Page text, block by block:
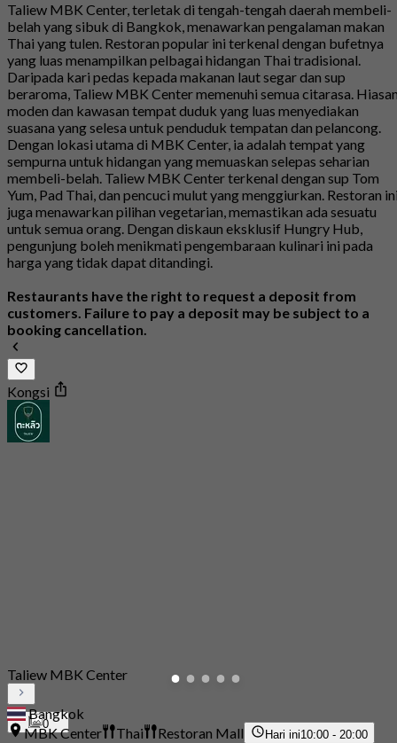
Taliew MBK Center, terletak di tengah-tengah daerah membeli-
belah yang sibuk di Bangkok, menawarkan pengalaman makan
Thai yang tulen. Restoran popular ini terkenal dengan bufetnya
yang luas menampilkan pelbagai hidangan Thai tradisional.
Daripada kari pedas kepada makanan laut segar dan sup
beraroma, Taliew MBK Center memenuhi semua citarasa.
moden dan kawasan tempat duduk yang luas menyediakan
suasana yang selesa untuk penduduk tempatan dan pelancong.
Dengan lokasi utama di MBK Center, ia adalah tempat yang
sempurna untuk hidangan yang memuaskan selepas seharian
membeli-belah. Taliew MBK Center terkenal dengan sup Tom
Yum, Pad Thai, dan pencuci mulut yang menggiurkan. Restoran
juga menawarkan pilihan vegetarian, memastikan ada sesuatu
untuk semua orang. Dengan diskaun eksklusif Hungry Hub,
pengunjung boleh menikmati pengembaraan kulinari ini pada
harga yang tidak dapat ditandingi.
Restaurants have the right to request a deposit from
customers. Failure to pay a deposit may be subject to a
booking cancellation.
Kongsi
0
Taliew MBK Center
Bangkok
MBK Center
Thai Restoran Mall Hari ini10:00 - 20:00